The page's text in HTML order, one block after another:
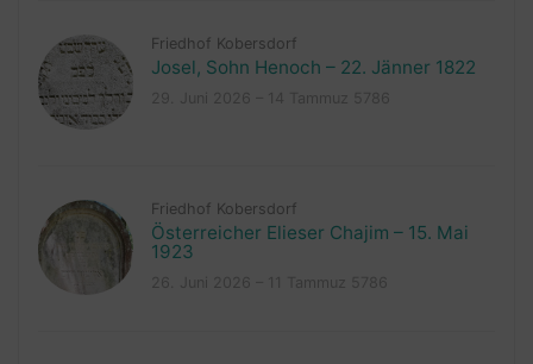
Friedhof Kobersdorf
Josel, Sohn Henoch – 22. Jänner 1822
Friedhof Kobersdorf
Österreicher Elieser Chajim – 15. Mai
1923